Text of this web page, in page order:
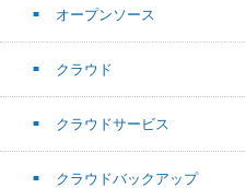
オープンソース
クラウド
クラウドサービス
クラウドバックアップ